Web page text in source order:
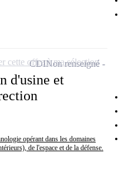
d'usine et
opérant dans les domaines
de l'espace et de la défense.
CDINon renseigné
cette offre à ma sélection